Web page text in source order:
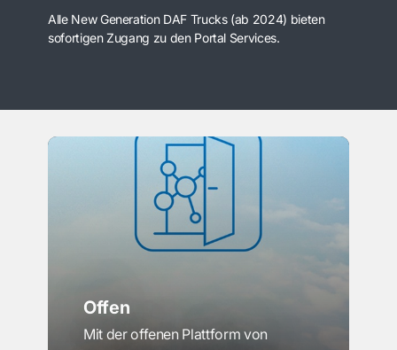
Alle New Generation DAF Trucks (ab 2024) bieten
sofortigen Zugang zu den Portal Services.
Offen
Mit der offenen Plattform von